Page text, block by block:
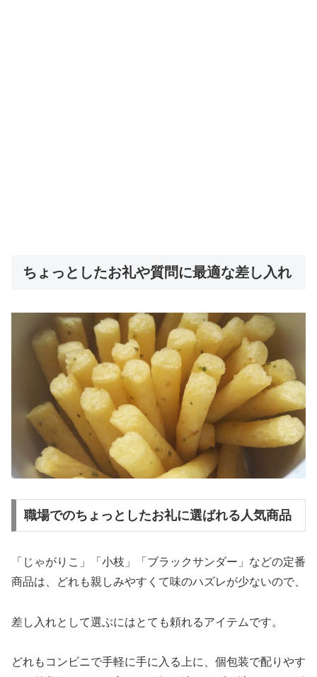
ちょっとしたお礼や質問に最適な差し入れ
職場でのちょっとしたお礼に選ばれる人気商品
「じゃがりこ」「小枝」「ブラックサンダー」などの定番
商品は、どれも親しみやすくて味のハズレが少ないので、
差し入れとして選ぶにはとても頼れるアイテムです。
どれもコンビニで手軽に手に入る上に、個包装で配りやす